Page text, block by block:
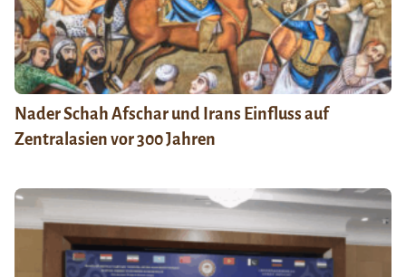
Nader Schah Afschar und Irans Einfluss auf
Zentralasien vor 300 Jahren